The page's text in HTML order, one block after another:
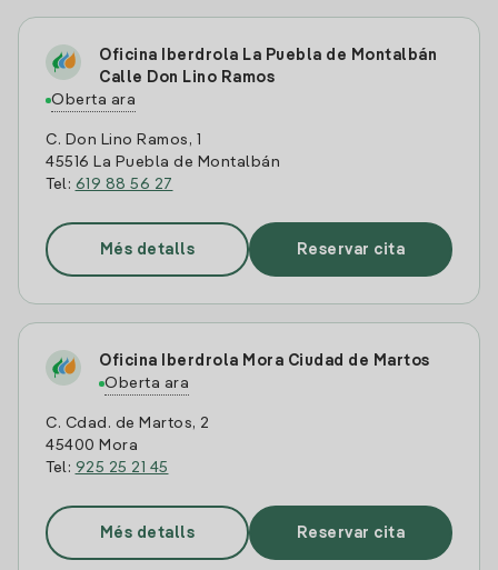
Oficina Iberdrola La Puebla de Montalbán
Calle Don Lino Ramos
Oberta ara
C. Don Lino Ramos, 1
45516 La Puebla de Montalbán
Tel: 619 88 56 27
Més detalls Reservar cita
Oficina Iberdrola Mora Ciudad de Martos
Oberta ara
C. Cdad. de Martos, 2
45400 Mora
Tel: 925 25 21 45
Més detalls Reservar cita